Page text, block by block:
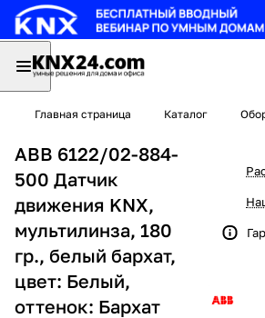
Главная страница Каталог
ABB 6122/02-884-
500 Датчик
движения KNX,
мультилинза, 180
гр., белый бархат,
цвет: Белый,
оттенок: Бархат